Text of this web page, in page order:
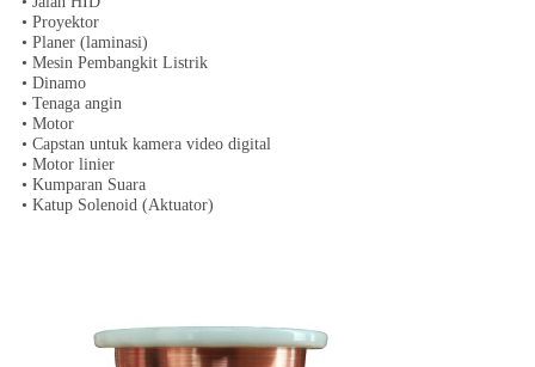
• Proyektor
• Planer (laminasi)
• Mesin Pembangkit Listrik
• Dinamo
• Tenaga angin
• Motor
• Capstan untuk kamera video digital
• Motor linier
• Kumparan Suara
• Katup Solenoid (Aktuator)